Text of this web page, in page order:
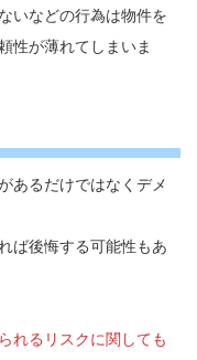
いなどの行為は物件を
性が薄れてしまいま
あるだけではなくデメ
ば後悔する可能性もあ
れるリスクに関しても